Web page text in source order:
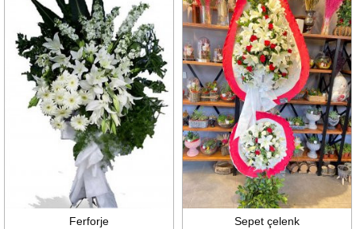
Ferforje Sepet çelenk